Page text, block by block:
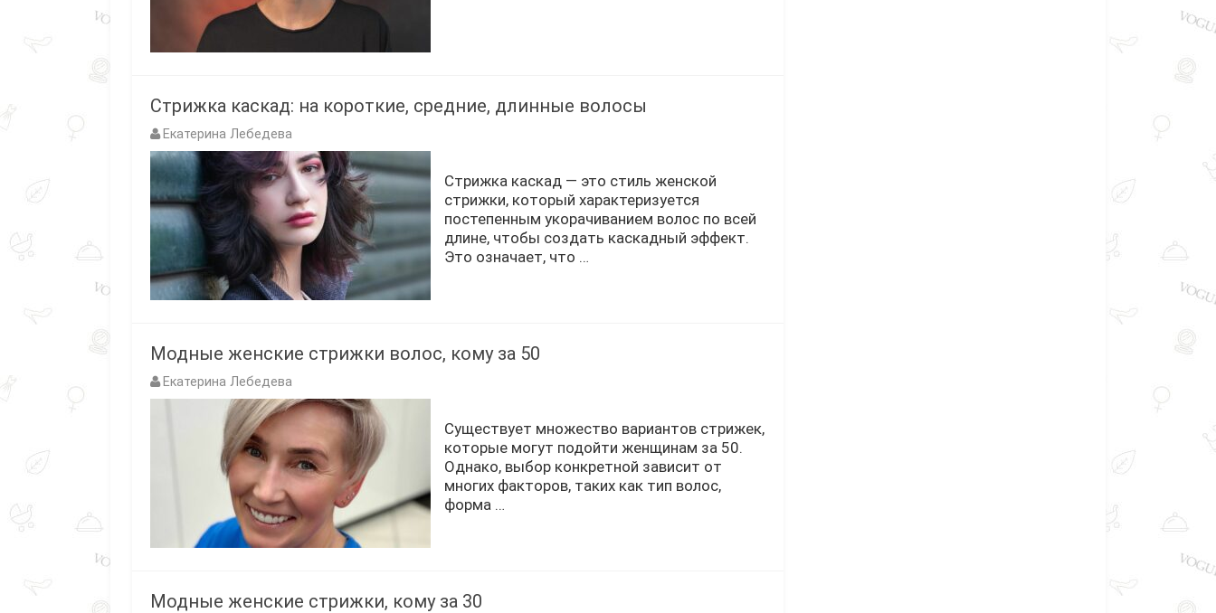
Стрижка каскад: на короткие, средние, длинные волосы
Екатерина Лебедева
Стрижка каскад — это стиль женской
стрижки, который характеризуется
постепенным укорачиванием волос по всей
длине, чтобы создать каскадный эффект.
Это означает, что …
Модные женские стрижки волос, кому за 50
Екатерина Лебедева
Существует множество вариантов стрижек,
которые могут подойти женщинам за 50.
Однако, выбор конкретной зависит от
многих факторов, таких как тип волос,
форма …
Модные женские стрижки, кому за 30